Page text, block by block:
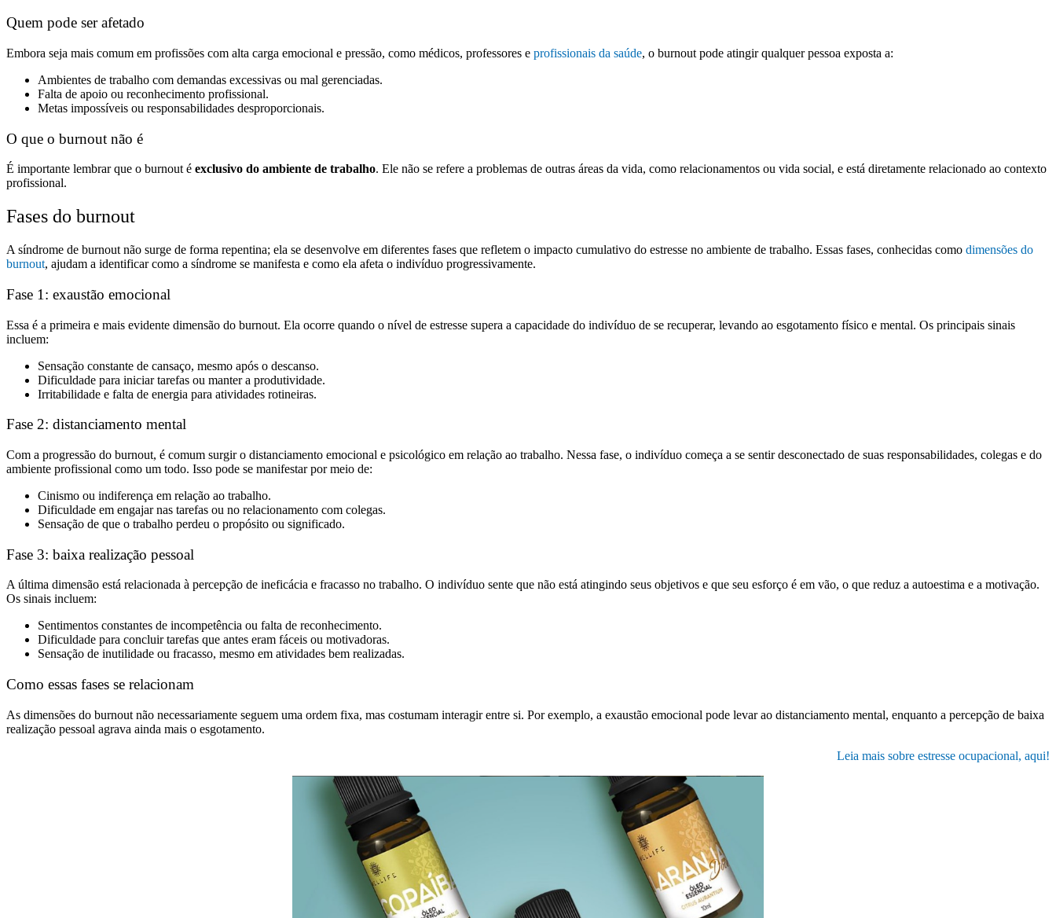
Quem pode ser afetado
Embora seja mais comum em profissões com alta carga emocional e pressão, como médicos, professores e profissionais da saúde, o burnout pode atingir qualquer pessoa exposta a:
Ambientes de trabalho com demandas excessivas ou mal gerenciadas.
Falta de apoio ou reconhecimento profissional.
Metas impossíveis ou responsabilidades desproporcionais.
O que o burnout não é
É importante lembrar que o burnout é exclusivo do ambiente de trabalho. Ele não se refere a problemas de outras áreas da vida, como relacionamentos ou vida social, e está diretamente relacionado ao contexto
profissional.
Fases do burnout
A síndrome de burnout não surge de forma repentina; ela se desenvolve em diferentes fases que refletem o impacto cumulativo do estresse no ambiente de trabalho. Essas fases, conhecidas como dimensões do
burnout, ajudam a identificar como a síndrome se manifesta e como ela afeta o indivíduo progressivamente.
Fase 1: exaustão emocional
Essa é a primeira e mais evidente dimensão do burnout. Ela ocorre quando o nível de estresse supera a capacidade do indivíduo de se recuperar, levando ao esgotamento físico e mental. Os principais sinais
incluem:
Sensação constante de cansaço, mesmo após o descanso.
Dificuldade para iniciar tarefas ou manter a produtividade.
Irritabilidade e falta de energia para atividades rotineiras.
Fase 2: distanciamento mental
Com a progressão do burnout, é comum surgir o distanciamento emocional e psicológico em relação ao trabalho. Nessa fase, o indivíduo começa a se sentir desconectado de suas responsabilidades, colegas e do
ambiente profissional como um todo. Isso pode se manifestar por meio de:
Cinismo ou indiferença em relação ao trabalho.
Dificuldade em engajar nas tarefas ou no relacionamento com colegas.
Sensação de que o trabalho perdeu o propósito ou significado.
Fase 3: baixa realização pessoal
A última dimensão está relacionada à percepção de ineficácia e fracasso no trabalho. O indivíduo sente que não está atingindo seus objetivos e que seu esforço é em vão, o que reduz a autoestima e a motivação.
Os sinais incluem:
Sentimentos constantes de incompetência ou falta de reconhecimento.
Dificuldade para concluir tarefas que antes eram fáceis ou motivadoras.
Sensação de inutilidade ou fracasso, mesmo em atividades bem realizadas.
Como essas fases se relacionam
As dimensões do burnout não necessariamente seguem uma ordem fixa, mas costumam interagir entre si. Por exemplo, a exaustão emocional pode levar ao distanciamento mental, enquanto a percepção de baixa
realização pessoal agrava ainda mais o esgotamento.
Leia mais sobre estresse ocupacional, aqui!